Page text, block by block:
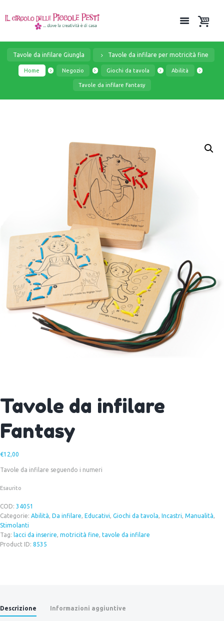
Tavole da infilare Giungla Tavole da infilare per motricità fine
Home Negozio Giochi da tavola Abilità
Tavole da infilare Fantasy
Tavole da infilare
Fantasy
€12,00
Tavole da infilare seguendo i numeri
Esaurito
COD: 34051
Categorie: Abilità Da infilare Educativi Giochi da tavola Incastri Manualità
Stimolanti
Tag:
lacci da inserire motricità fine tavole da infilare
Product ID: 8535
Descrizione Informazioni aggiuntive